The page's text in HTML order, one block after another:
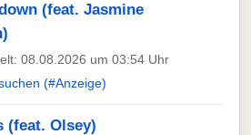
(feat. Jasmine
08.08.2026 um 03:54 Uhr
(#Anzeige)
(feat. Olsey)